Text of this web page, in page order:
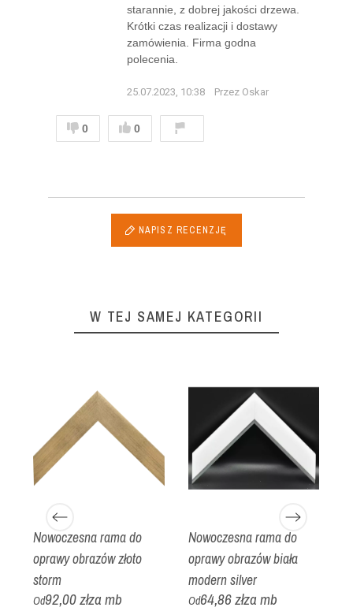
starannie, z dobrej jakości drzewa.
Krótki czas realizacji i dostawy
zamówienia. Firma godna
polecenia.
25.07.2023, 10:38 Przez Oskar
0 0
NAPISZ RECENZJĘ
W TEJ SAMEJ KATEGORII
Nowoczesna rama do
oprawy obrazów złoto
storm
Od92,00 złza mb
Nowoczesna rama do
oprawy obrazów biała
modern silver
Od64,86 złza mb